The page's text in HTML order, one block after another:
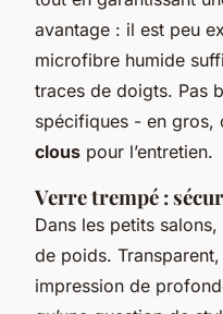
avantage : il est peu
microfibre humide
traces de doigts. Pas
spécifiques - en gros,
clous pour l’entretien.
Verre trempé :
Dans les petits salons,
de poids.
impression de